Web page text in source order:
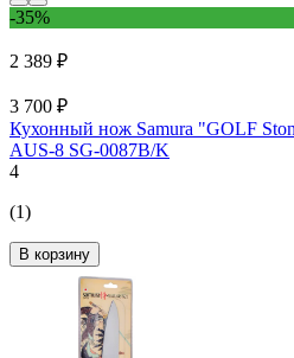
-35%
2 389 ₽
3 700 ₽
Кухонный нож Samura "GOLF
AUS-8 SG-0087B/K
4
(1)
В корзину